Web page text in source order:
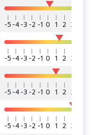
-5 -4 -3 -2 -1 0 1 2 3
-5 -4 -3 -2 -1 0 1 2 3
-5 -4 -3 -2 -1 0 1 2 3
-5 -4 -3 -2 -1 0 1 2 3